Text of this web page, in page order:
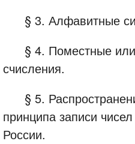
§ 3. Алфавитные
§ 4. Поместные или
счисления.
§ 5.
принципа записи
России.